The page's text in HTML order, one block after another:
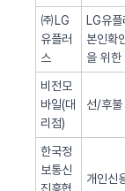
㈜LG
유플러
스
LG유
본인확
을 위
비전모
바일(대
리점)
선/후
한국정
보통신
개인신